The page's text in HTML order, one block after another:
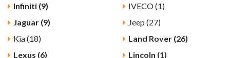
Infiniti (9)
IVECO (1)
Jaguar (9)
Jeep (27)
Kia (18)
Land Rover (26)
Lexus (6)
Lincoln (1)